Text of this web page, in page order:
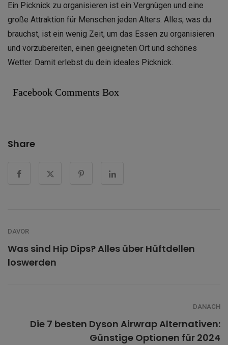
Ein Picknick zu organisieren ist ein Vergnügen und eine
große Attraktion für Menschen jeden Alters. Alles, was du
brauchst, ist ein wenig Zeit, um das Essen zu organisieren
und vorzubereiten, einen geeigneten Ort und schönes
Wetter. Damit erlebst du dein ideales Picknick.
Facebook Comments Box
Share
DAVOR
Was sind Hip Dips? Alles über Hüftdellen
loswerden
DANACH
Die 7 besten Dyson Airwrap Alternativen:
Günstige Optionen für 2024